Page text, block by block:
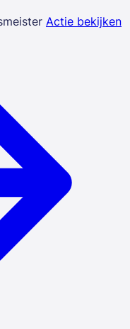
Actie bekijken